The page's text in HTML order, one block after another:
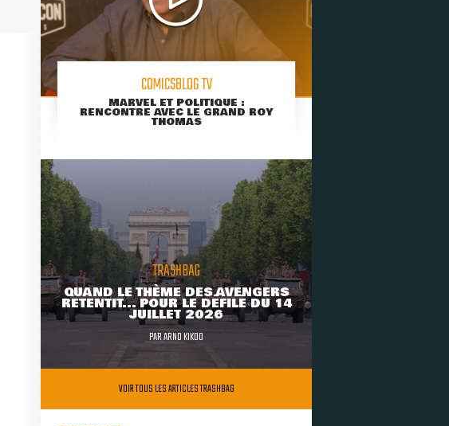
COMICSBLOG TV
MARVEL ET POLITIQUE :
RENCONTRE AVEC LE GRAND ROY
THOMAS
TRASHBAG
QUAND LE THÈME DES AVENGERS
RETENTIT... POUR LE DÉFILÉ DU 14
JUILLET 2026
PARARNO KIKOO
VOIR TOUS LES ARTICLES TRASHBAG